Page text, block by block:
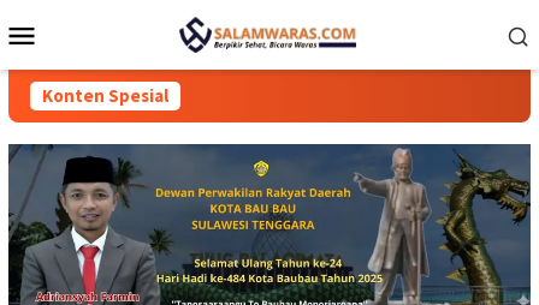
ke
Mobile
Konten Spesial